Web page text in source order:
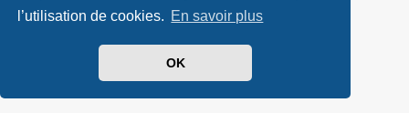
l’utilisation de cookies. En savoir plus
OK